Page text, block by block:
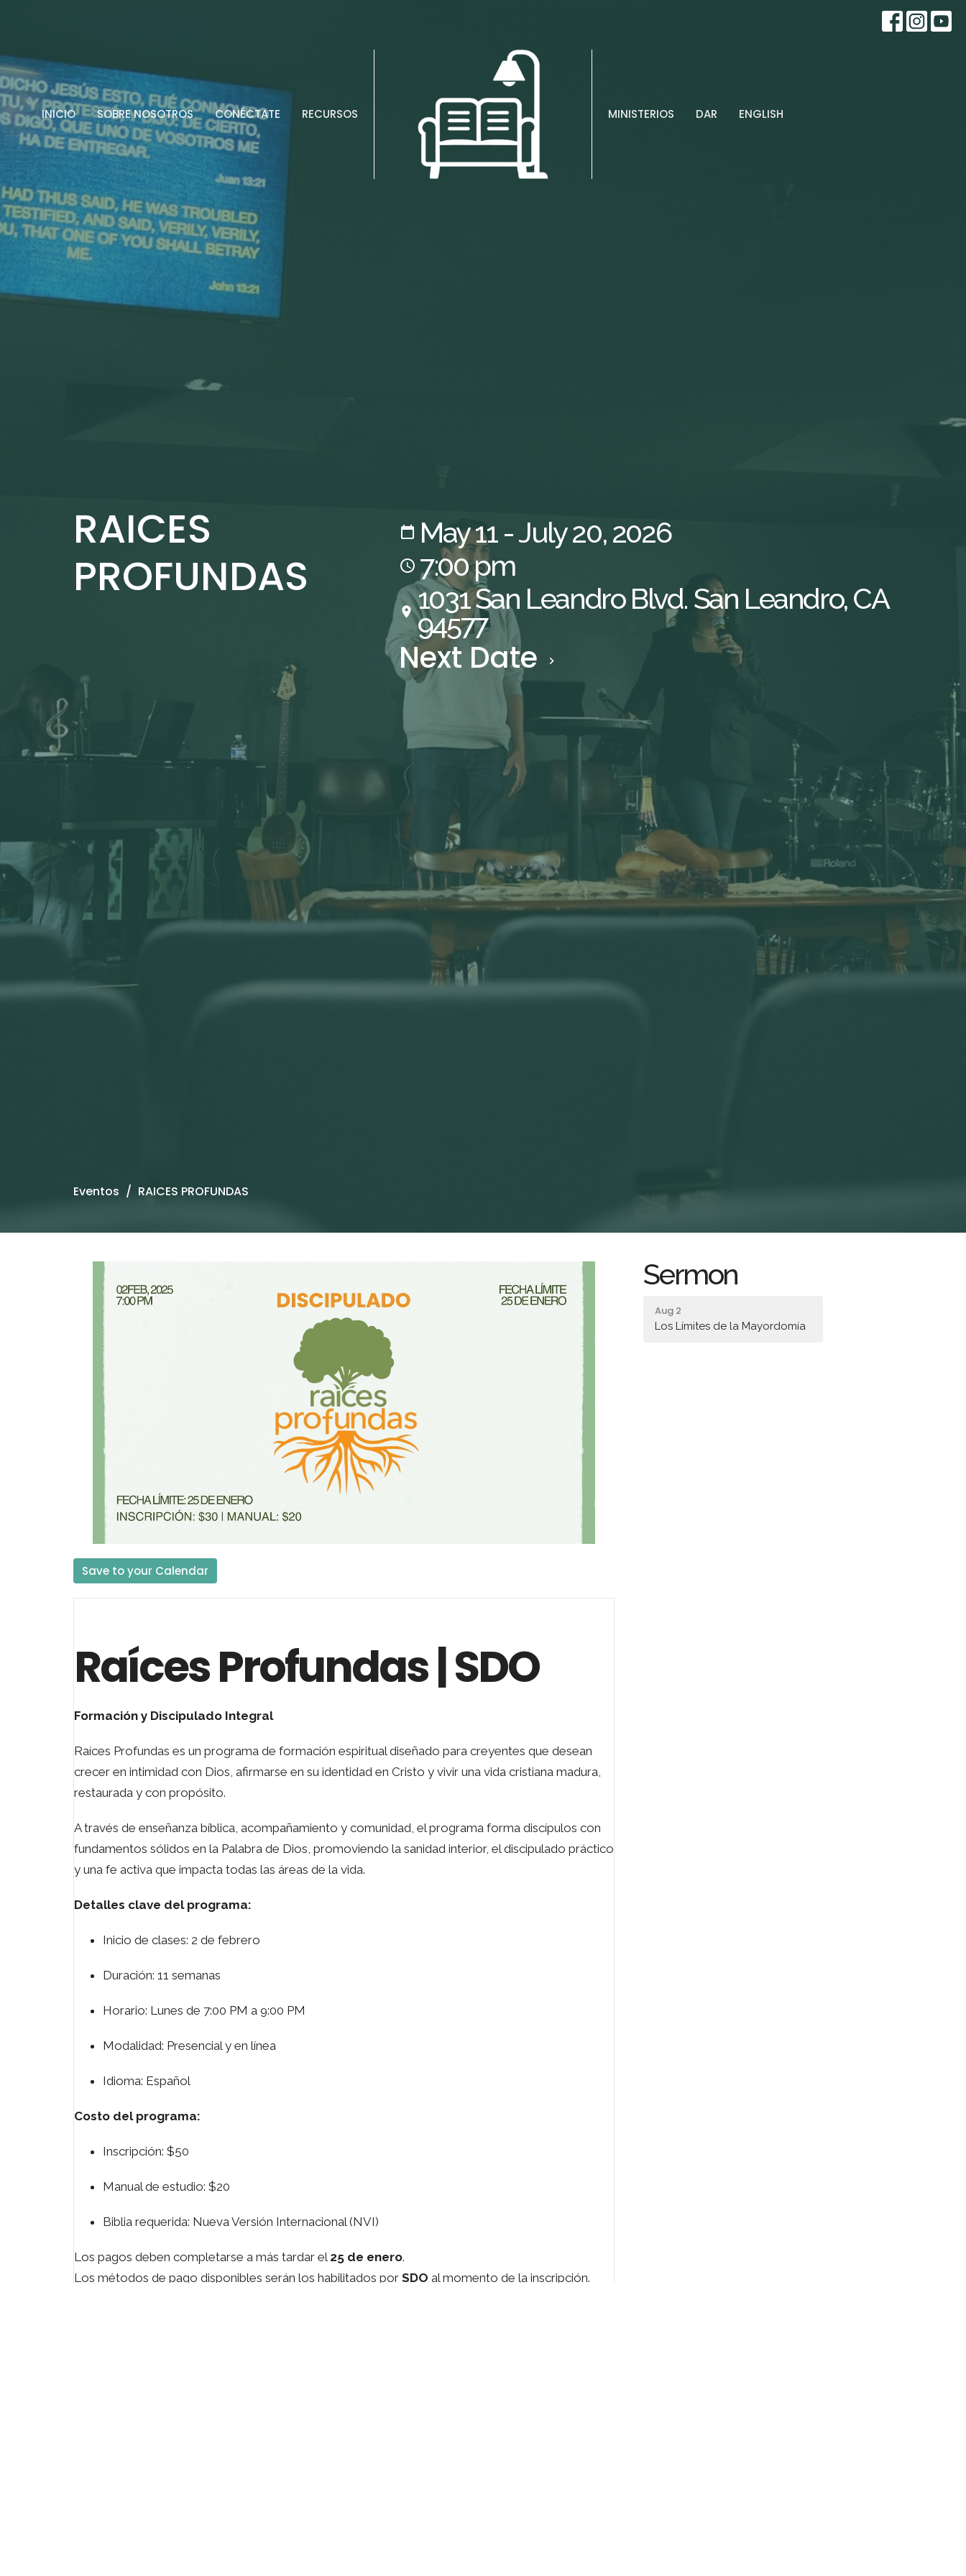
INICIO SOBRE NOSOTROS CONÉCTATE RECURSOS MINISTERIOS DAR ENGLISH
RAICES
PROFUNDAS
May 11 - July 20, 2026
7:00 pm
1031 San Leandro Blvd. San Leandro, CA
94577
Next Date
Eventos RAICES PROFUNDAS
Save to your Calendar
Raíces Profundas | SDO
Formación y Discipulado Integral
Raíces Profundas es un programa de formación espiritual diseñado para creyentes que desean
crecer en intimidad con Dios, afirmarse en su identidad en Cristo y vivir una vida cristiana madura,
restaurada y con propósito.
A través de enseñanza bíblica, acompañamiento y comunidad, el programa forma discípulos con
fundamentos sólidos en la Palabra de Dios, promoviendo la sanidad interior, el discipulado práctico
y una fe activa que impacta todas las áreas de la vida.
Detalles clave del programa:
Inicio de clases: 2 de febrero
Duración: 11 semanas
Horario: Lunes de 7:00 PM a 9:00 PM
Modalidad: Presencial y en línea
Idioma: Español
Costo del programa:
Inscripción: $50
Manual de estudio: $20
Biblia requerida: Nueva Versión Internacional (NVI)
Los pagos deben completarse a más tardar el 25 de enero.
Los métodos de pago disponibles serán los habilitados por SDO al momento de la inscripción.
Sermon
Aug 2
Los Límites de la Mayordomía